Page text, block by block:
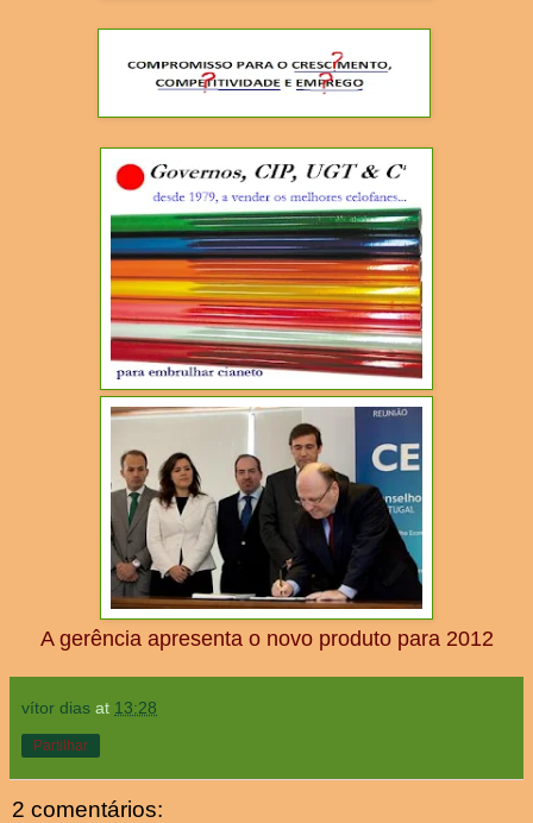
A gerência apresenta o novo produto para 2012
vítor dias at 13:28
Partilhar
2 comentários: